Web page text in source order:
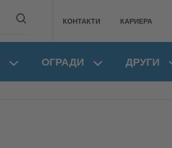
КОНТАКТИ КАРИЕРА
ОГРАДИ ДРУГИ